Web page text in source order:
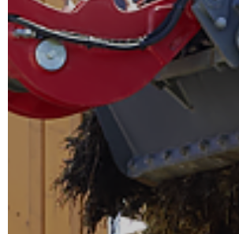
Systemy udojowe konwencjonalne
Zbiorniki na paliwo
Aktualności
O firmie
Kontakt